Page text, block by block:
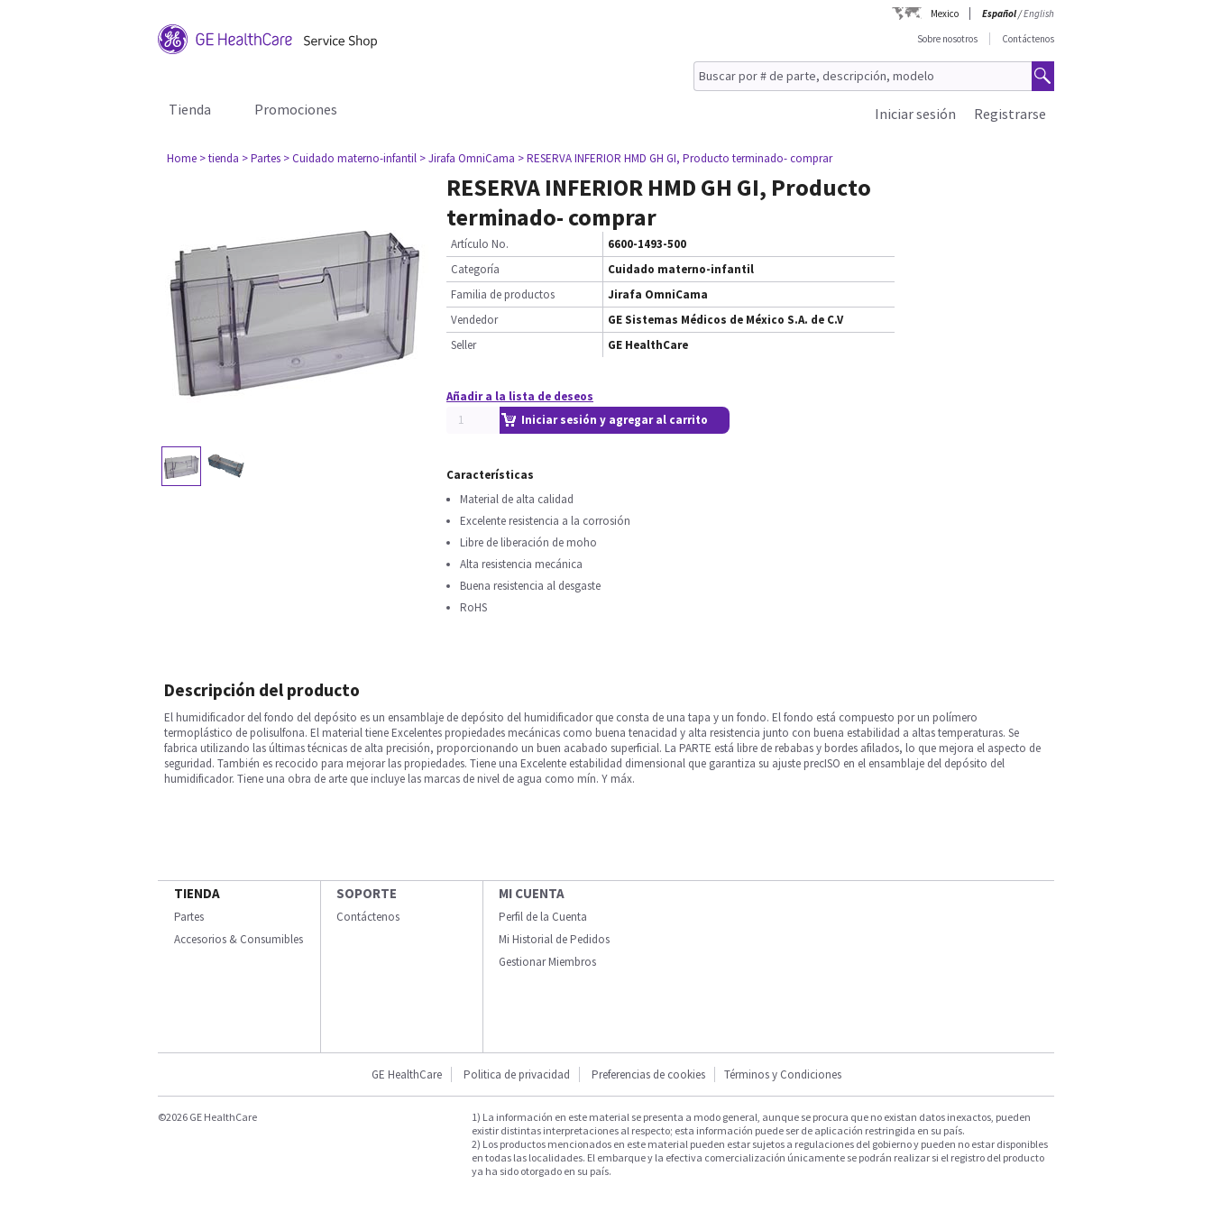
Mexico Español/English
Sobre nosotros
Contáctenos
Tienda Promociones Registrarse
Iniciar sesión
Home > tienda > Partes > Cuidado materno-infantil > Jirafa OmniCama > RESERVA INFERIOR HMD GH GI, Producto terminado- comprar
RESERVA INFERIOR HMD GH GI, Producto
terminado- comprar
Artículo No.
6600-1493-500
Categoría
Cuidado materno-infantil
Familia de productos
Jirafa OmniCama
Vendedor
GE Sistemas Médicos de México S.A. de C.V
Seller
GE HealthCare
Añadir a la lista de deseos
Iniciar sesión y agregar al carrito
Características
Material de alta calidad
Excelente resistencia a la corrosión
Libre de liberación de moho
Alta resistencia mecánica
Buena resistencia al desgaste
RoHS
Descripción del producto
El humidificador del fondo del depósito es un ensamblaje de depósito del humidificador que consta de una tapa y un fondo. El fondo está compuesto por un polímero
termoplástico de polisulfona. El material tiene Excelentes propiedades mecánicas como buena tenacidad y alta resistencia junto con buena estabilidad a altas temperaturas. Se
fabrica utilizando las últimas técnicas de alta precisión, proporcionando un buen acabado superficial. La PARTE está libre de rebabas y bordes afilados, lo que mejora el aspecto de
seguridad. También es recocido para mejorar las propiedades. Tiene una Excelente estabilidad dimensional que garantiza su ajuste precISO en el ensamblaje del depósito del
humidificador. Tiene una obra de arte que incluye las marcas de nivel de agua como mín. Y máx.
TIENDA
Partes
Accesorios & Consumibles
SOPORTE
Contáctenos
MI CUENTA
Perfil de la Cuenta
Mi Historial de Pedidos
Gestionar Miembros
GE HealthCare Politica de privacidad Preferencias de cookies Términos y Condiciones
©2026 GE HealthCare
1) La información en este material se presenta a modo general, aunque se procura que no existan datos inexactos, pueden
existir distintas interpretaciones al respecto; esta información puede ser de aplicación restringida en su país.
2) Los productos mencionados en este material pueden estar sujetos a regulaciones del gobierno y pueden no estar disponibles
en todas las localidades. El embarque y la efectiva comercialización únicamente se podrán realizar si el registro del producto
ya ha sido otorgado en su país.